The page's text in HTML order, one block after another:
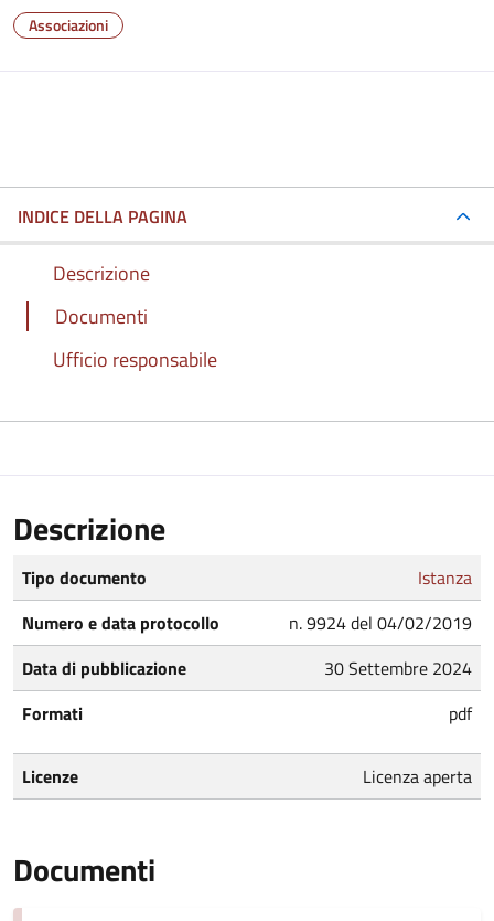
Associazioni
INDICE DELLA PAGINA
Descrizione
Documenti
Ufficio responsabile
Descrizione
Tipo documento
Istanza
Numero e data protocollo
n. 9924 del 04/02/2019
Data di pubblicazione
30 Settembre 2024
Formati
pdf
Licenze Licenza aperta
Documenti